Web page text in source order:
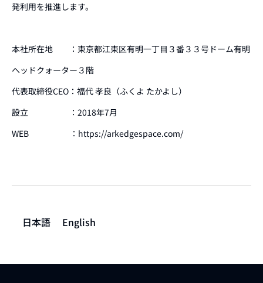
発利用を推進します。
本社所在地 ：東京都江東区有明一丁目３番３３号ドーム有明
ヘッドクォーター３階
代表取締役CEO：福代 孝良（ふくよ たかよし）
設立 ：2018年7月
WEB ：https://arkedgespace.com/
日本語 English